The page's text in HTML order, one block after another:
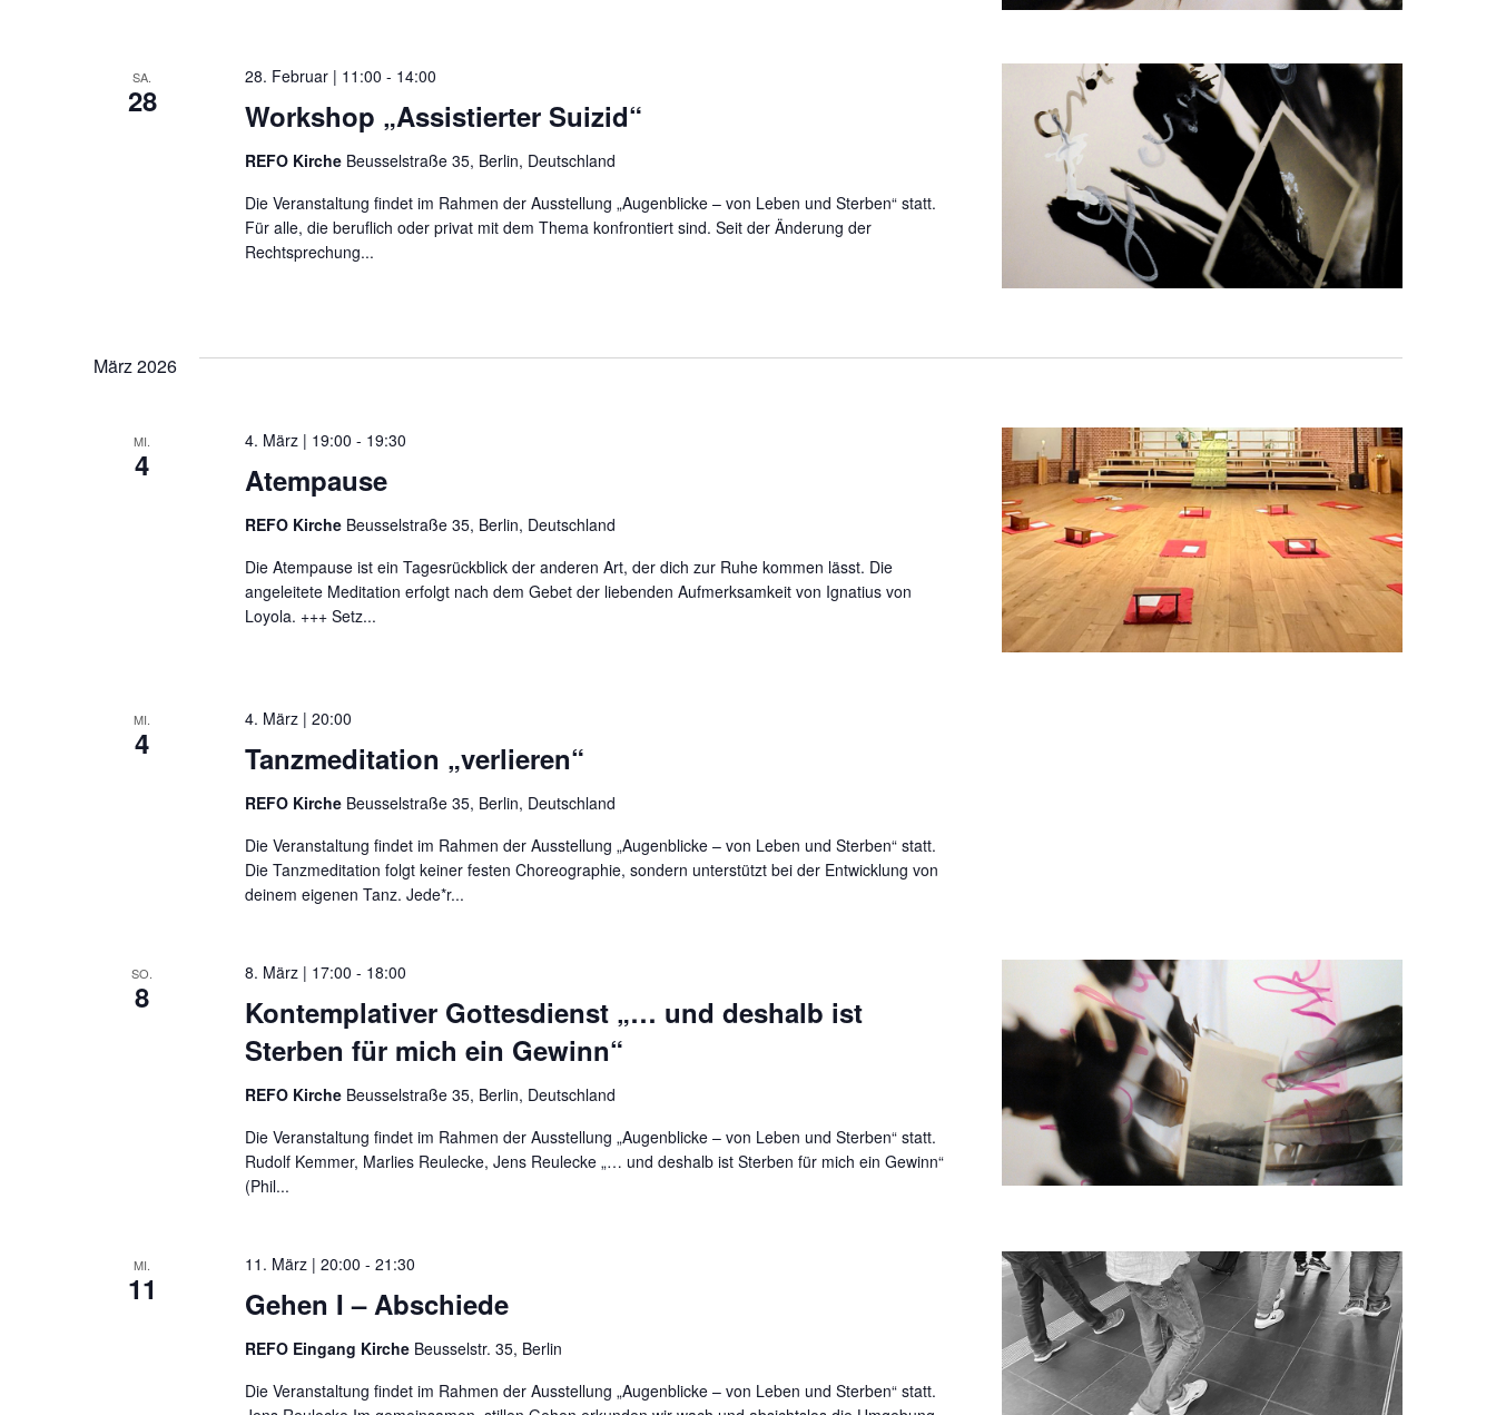
SA.
28 Workshop „Assistierter Suizid“
28. Februar | 11:00 - 14:00
REFO Kirche Beusselstraße 35, Berlin, Deutschland
Die Veranstaltung findet im Rahmen der Ausstellung „Augenblicke – von Leben und Sterben“ statt.
Für alle, die beruflich oder privat mit dem Thema konfrontiert sind. Seit der Änderung der
Rechtsprechung...
März 2026
MI.
4 Atempause
4. März | 19:00 - 19:30
REFO Kirche Beusselstraße 35, Berlin, Deutschland
Die Atempause ist ein Tagesrückblick der anderen Art, der dich zur Ruhe kommen lässt. Die
angeleitete Meditation erfolgt nach dem Gebet der liebenden Aufmerksamkeit von Ignatius von
Loyola. +++ Setz...
MI.
4 Tanzmeditation „verlieren“
4. März | 20:00
REFO Kirche Beusselstraße 35, Berlin, Deutschland
Die Veranstaltung findet im Rahmen der Ausstellung „Augenblicke – von Leben und Sterben“ statt.
Die Tanzmeditation folgt keiner festen Choreographie, sondern unterstützt bei der Entwicklung von
deinem eigenen Tanz. Jede*r...
SO.
8
Kontemplativer Gottesdienst „… und deshalb ist
Sterben für mich ein Gewinn“
8. März | 17:00 - 18:00
REFO Kirche Beusselstraße 35, Berlin, Deutschland
Die Veranstaltung findet im Rahmen der Ausstellung „Augenblicke – von Leben und Sterben“ statt.
Rudolf Kemmer, Marlies Reulecke, Jens Reulecke „… und deshalb ist Sterben für mich ein Gewinn“
(Phil...
MI.
11 Gehen I – Abschiede
11. März | 20:00 - 21:30
REFO Eingang Kirche Beusselstr. 35, Berlin
Die Veranstaltung findet im Rahmen der Ausstellung „Augenblicke – von Leben und Sterben“ statt.